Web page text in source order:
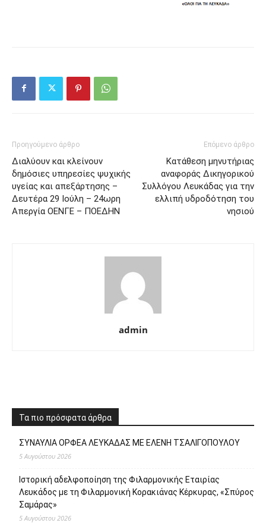
Προηγούμενο άρθρο
Διαλύουν και κλείνουν
δημόσιες υπηρεσίες ψυχικής
υγείας και απεξάρτησης –
Δευτέρα 29 Ιούλη – 24ωρη
Απεργία ΟΕΝΓΕ – ΠΟΕΔΗΝ
Επόμενο άρθρο
Κατάθεση μηνυτήριας
αναφοράς Δικηγορικού
Συλλόγου Λευκάδας για την
ελλιπή υδροδότηση του
νησιού
admin
Τα πιο πρόσφατα άρθρα
ΣΥΝΑΥΛΙΑ ΟΡΦΕΑ ΛΕΥΚΑΔΑΣ ΜΕ ΕΛΕΝΗ ΤΣΑΛΙΓΟΠΟΥΛΟΥ
5 Αυγούστου 2026
Ιστορική αδελφοποίηση της Φιλαρμονικής Εταιρίας
Λευκάδος με τη Φιλαρμονική Κορακιάνας Κέρκυρας, «Σπύρος
Σαμάρας»
5 Αυγούστου 2026